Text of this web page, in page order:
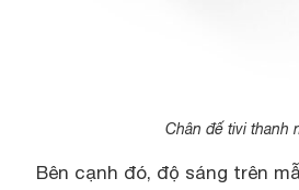
Chân đế tivi thanh
Bên cạnh đó, độ sáng trên